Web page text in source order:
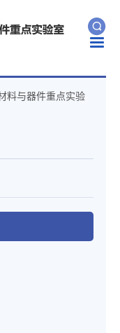
料与器件重点实验